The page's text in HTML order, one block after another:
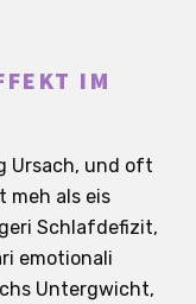
IM
Ursach, und oft
meh als eis
Schlafdefizit,
emotionali
Untergwicht,